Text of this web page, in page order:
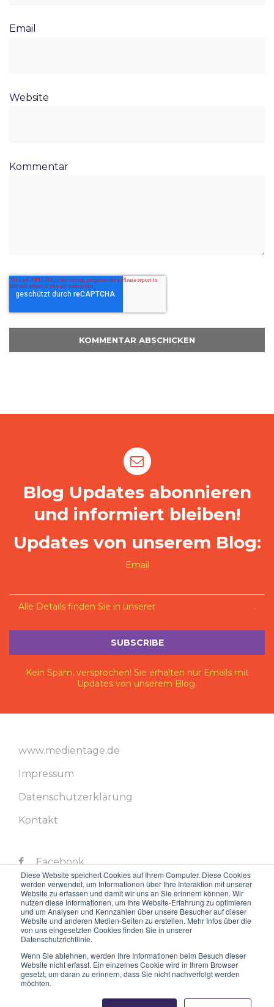
Diese Website speichert Cookies auf Ihrem Computer. Diese Cookies
werden verwendet, um Informationen über Ihre Interaktion mit unserer
Website zu erfassen und damit wir uns an Sie erinnern können. Wir
nutzen diese Informationen, um Ihre Website-Erfahrung zu optimieren
und um Analysen und Kennzahlen über unsere Besucher auf dieser
Website und anderen Medien-Seiten zu erstellen. Mehr Infos über die
von uns eingesetzten Cookies finden Sie in unserer
Datenschutzrichtlinie.
Wenn Sie ablehnen, werden Ihre Informationen beim Besuch dieser
Website nicht erfasst. Ein einzelnes Cookie wird in Ihrem Browser
gesetzt, um daran zu erinnern, dass Sie nicht nachverfolgt werden
möchten.
Email
Website
Kommentar
Blog Updates abonnieren
und informiert bleiben!
Updates von unserem Blog:
Email
Alle Details finden Sie in unserer .
Kein Spam, versprochen! Sie erhalten nur Emails mit
Updates von unserem Blog.
www.medientage.de
Impressum
Datenschutzerklärung
Kontakt
Facebook
Twitter
LinkedIn
Instagram
Youtube